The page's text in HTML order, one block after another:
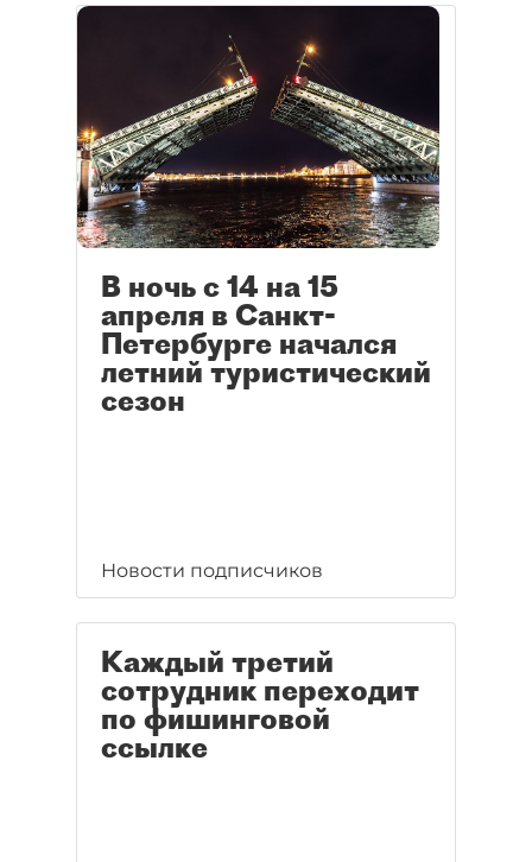
В ночь с 14 на 15
апреля в Санкт-
Петербурге начался
летний туристический
сезон
Новости подписчиков
Каждый третий
сотрудник переходит
по фишинговой
ссылке